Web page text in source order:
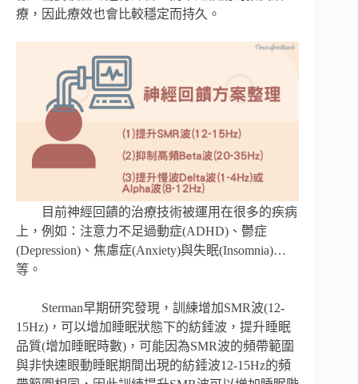
療，因此療效也會比較穩定而持久。
目前神經回饋的治療技術被運用在很多的疾病
上，例如：注意力不足過動症(ADHD)、鬱症
(Depression)、焦慮症(Anxiety)與失眠(Insomnia)…
等。
Sterman早期研究發現，訓練增加SMR波(12-
15Hz)，可以增加睡眠狀態下的紡錘波，提升睡眠
品質(增加睡眠時數)，可能因為SMR波的頻帶範圍
與非快速眼動睡眠期間出現的紡錘波12-15Hz的頻